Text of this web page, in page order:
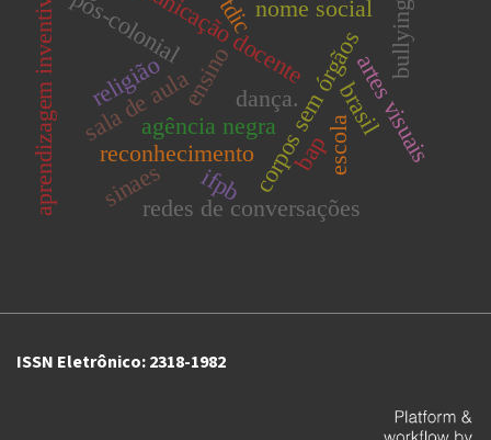
corpos sem órgãos
ensino
sala de aulaagência negra
pós-colonial
dança.
tdicnome social
reconhecimento artes visuais
aprendizagem inventiva redes de conversações
sinaes
bap
ifpb
bullying
religião brasil
escola
ISSN Eletrônico: 2318-1982